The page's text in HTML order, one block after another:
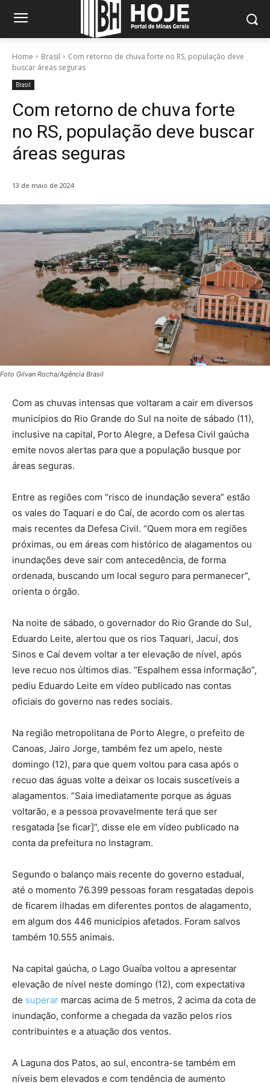
Home Brasil
Com retorno de chuva forte no RS, população deve
buscar áreas seguras
Brasil
Com retorno de chuva forte
no RS, população deve buscar
áreas seguras
13 de maio de 2024
Foto Gilvan Rocha/Agência Brasil
Com as chuvas intensas que voltaram a cair em diversos
municípios do Rio Grande do Sul na noite de sábado (11),
inclusive na capital, Porto Alegre, a Defesa Civil gaúcha
emite novos alertas para que a população busque por
áreas seguras.
Entre as regiões com “risco de inundação severa” estão
os vales do Taquari e do Caí, de acordo com os alertas
mais recentes da Defesa Civil. “Quem mora em regiões
próximas, ou em áreas com histórico de alagamentos ou
inundações deve sair com antecedência, de forma
ordenada, buscando um local seguro para permanecer”,
orienta o órgão.
Na noite de sábado, o governador do Rio Grande do Sul,
Eduardo Leite, alertou que os rios Taquari, Jacuí, dos
Sinos e Caí devem voltar a ter elevação de nível, após
leve recuo nos últimos dias. “Espalhem essa informação”,
pediu Eduardo Leite em vídeo publicado nas contas
oficiais do governo nas redes sociais.
Na região metropolitana de Porto Alegre, o prefeito de
Canoas, Jairo Jorge, também fez um apelo, neste
domingo (12), para que quem voltou para casa após o
recuo das águas volte a deixar os locais suscetíveis a
alagamentos. “Saia imediatamente porque as águas
voltarão, e a pessoa provavelmente terá que ser
resgatada [se ficar]”, disse ele em vídeo publicado na
conta da prefeitura no Instagram.
Segundo o balanço mais recente do governo estadual,
até o momento 76.399 pessoas foram resgatadas depois
de ficarem ilhadas em diferentes pontos de alagamento,
em algum dos 446 municípios afetados. Foram salvos
também 10.555 animais.
Na capital gaúcha, o Lago Guaíba voltou a apresentar
elevação de nível neste domingo (12), com expectativa
de superar marcas acima de 5 metros, 2 acima da cota de
inundação, conforme a chegada da vazão pelos rios
contribuintes e a atuação dos ventos.
A Laguna dos Patos, ao sul, encontra-se também em
níveis bem elevados e com tendência de aumento